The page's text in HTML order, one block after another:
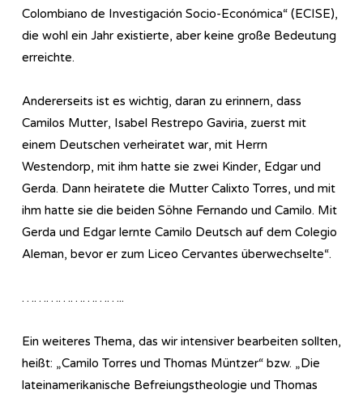
Colombiano de Investigación Socio-Económica“ (ECISE),
die wohl ein Jahr existierte, aber keine große Bedeutung
erreichte.
Andererseits ist es wichtig, daran zu erinnern, dass
Camilos Mutter, Isabel Restrepo Gaviria, zuerst mit
einem Deutschen verheiratet war, mit Herrn
Westendorp, mit ihm hatte sie zwei Kinder, Edgar und
Gerda. Dann heiratete die Mutter Calixto Torres, und mit
ihm hatte sie die beiden Söhne Fernando und Camilo. Mit
Gerda und Edgar lernte Camilo Deutsch auf dem Colegio
Aleman, bevor er zum Liceo Cervantes überwechselte“.
……………………..
Ein weiteres Thema, das wir intensiver bearbeiten sollten,
heißt: „Camilo Torres und Thomas Müntzer“ bzw. „Die
lateinamerikanische Befreiungstheologie und Thomas